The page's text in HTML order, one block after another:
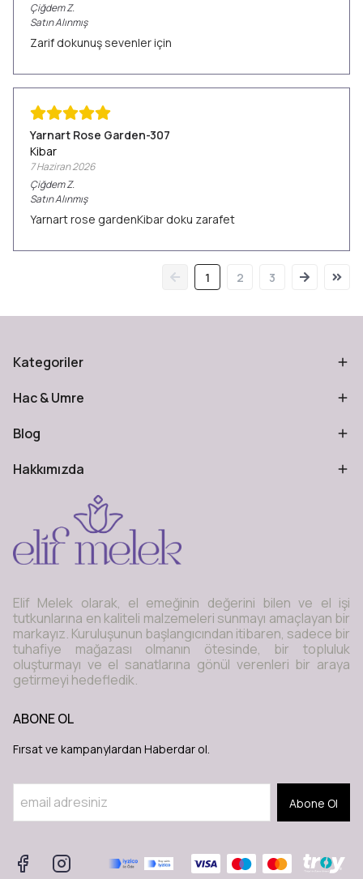
ÇiğdemZ.
Satın Alınmış
Zarif dokunuş sevenler için
Yarnart Rose Garden-307
Kibar
7 Haziran 2026
ÇiğdemZ.
Satın Alınmış
Yarnart rose gardenKibar doku zarafet
1 2 3
Kategoriler
Hac & Umre
Blog
Hakkımızda
Elif Melek olarak, el emeğinin değerini bilen ve el işi
tutkunlarına en kaliteli malzemeleri sunmayı amaçlayan bir
markayız. Kuruluşunun başlangıcından itibaren, sadece bir
tuhafiye mağazası olmanın ötesinde, bir topluluk
oluşturmayı ve el sanatlarına gönül verenleri bir araya
getirmeyi hedefledik.
ABONE OL
Fırsat ve kampanylardan Haberdar ol.
Abone Ol